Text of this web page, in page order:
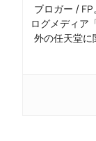
ブロガー /
ログメディア
外の任天堂に